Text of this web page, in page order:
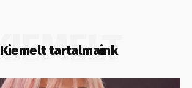
Kiemelt tartalmaink
KIEMELT